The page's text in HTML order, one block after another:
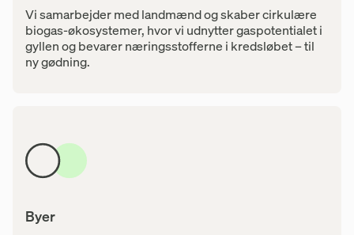
Vi samarbejder med landmænd og skaber cirkulære
biogas-økosystemer, hvor vi udnytter gaspotentialet i
gyllen og bevarer næringsstofferne i kredsløbet – til
ny gødning.
Byer